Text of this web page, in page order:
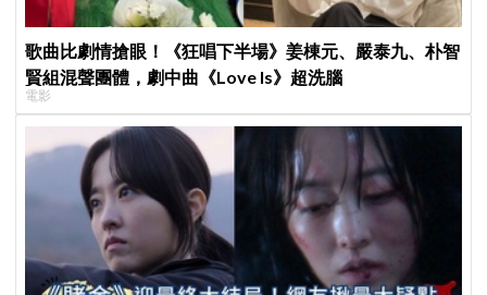
歌曲比劇情搶眼！《狂唱下半場》姜棟元、嚴泰九、朴智
賢組混聲團體，劇中曲《Love Is》超洗腦
電影